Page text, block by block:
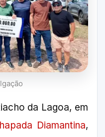
da Lagoa, em
Diamantina,